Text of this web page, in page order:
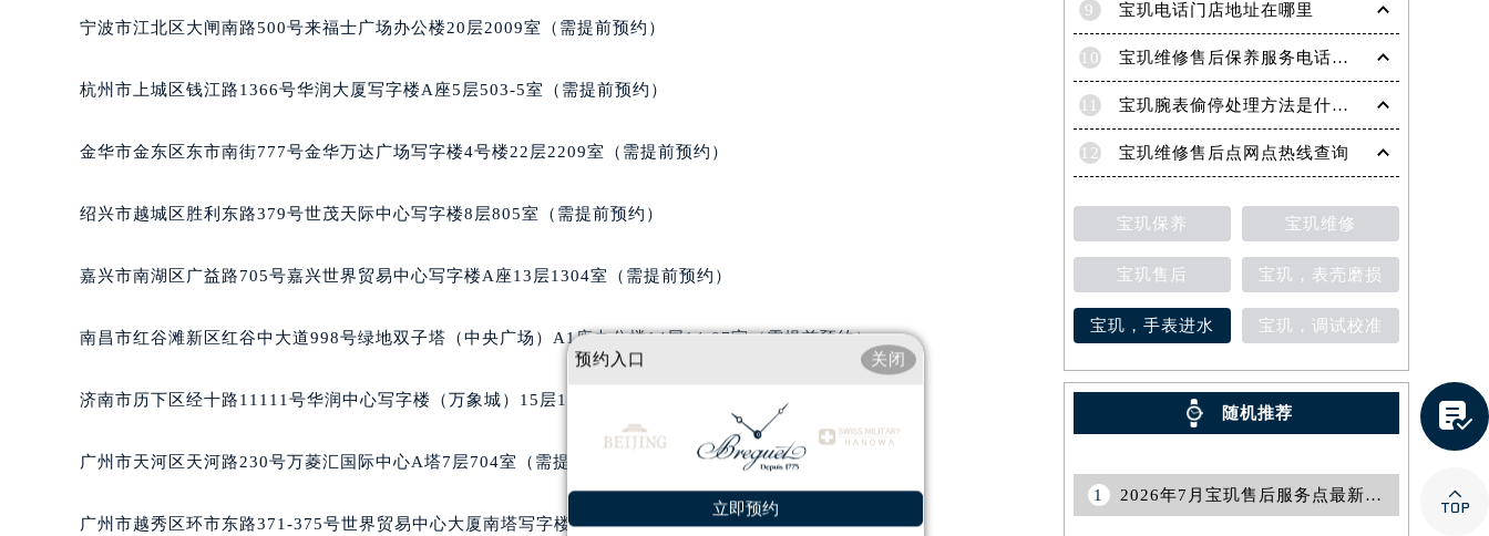
长春市朝阳区西安大路727号中银大厦A座(旺进大厦)18层09室（需提前预约）
昆明市盘龙区北京路928号同德昆明广场写字楼10层06室（需提前预约）
西安市碑林区南关正街88号华侨城长安国际中心E座6楼10室（需提前预约）
唐山市路南区新华东道100号万达广场写字楼A座10层1002室（需提前预约）
内蒙古自治区呼和浩特市玉泉区大学西街70号华润万象城写字楼（鄂尔多斯大厦）23层2326室（需提前预约）
重庆市解放碑渝中区民权路28号英利国际金融中心写字楼20层01室（需提前预约）
黑龙江省大庆市萨尔图区会战大街宝玑售后服务中心（需提前预约）
黑龙江省鹤岗市向阳区红军路宝玑售后服务中心（需提前预约）
黑龙江省黑河市爱辉区中央街宝玑售后服务中心（需提前预约）
黑龙江省鸡西市鸡冠区红军路宝玑售后服务中心（需提前预约）
黑龙江省佳木斯市向阳区长安路宝玑售后服务中心（需提前预约）
黑龙江省牡丹江市东安区太平路宝玑售后服务中心（需提前预约）
宁波市江北区大闸南路500号来福士广场办公楼20层2009室（需提前预约）
杭州市上城区钱江路1366号华润大厦写字楼A座5层503-5室（需提前预约）
金华市金东区东市南街777号金华万达广场写字楼4号楼22层2209室（需提前预约）
绍兴市越城区胜利东路379号世茂天际中心写字楼8层805室（需提前预约）
嘉兴市南湖区广益路705号嘉兴世界贸易中心写字楼A座13层1304室（需提前预约）
南昌市红谷滩新区红谷中大道998号绿地双子塔（中央广场）A1座办公楼14层14-07室（需提前预约）
济南市历下区经十路11111号华润中心写字楼（万象城）15层1508室（需提前预约）
广州市天河区天河路230号万菱汇国际中心A塔7层704室（需提前预约）
广州市越秀区环市东路371-375号世界贸易中心大厦南塔写字楼15层07室（需提前预约）
9 宝玑电话门店地址在哪里
10 宝玑维修售后保养服务电话是多少
11 宝玑腕表偷停处理方法是什么（专业维修指南与常见故障排查）
12 宝玑维修售后点网点热线查询
宝玑保养 宝玑维修
宝玑售后 宝玑，表壳磨损
宝玑，手表进水 宝玑，调试校准
随机推荐
1 2026年7月宝玑售后服务点最新布局最终版（迁移+新开）


预约入口 关闭
立即预约